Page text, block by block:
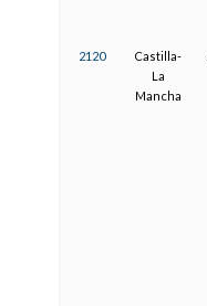
2120
Castilla-
La
Mancha